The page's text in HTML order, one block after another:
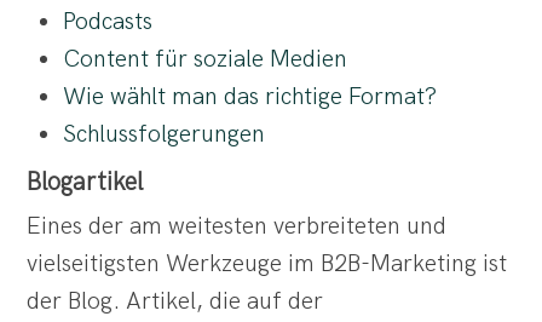
Podcasts
Content für soziale Medien
Wie wählt man das richtige Format?
Schlussfolgerungen
Blogartikel
Eines der am weitesten verbreiteten und
vielseitigsten Werkzeuge im B2B-Marketing ist
der Blog. Artikel, die auf der